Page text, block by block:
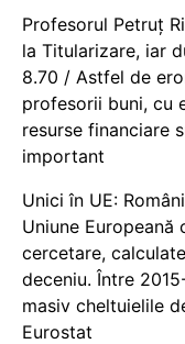
Profesorul Petruț
la Titularizare, iar
8.70 / Astfel de
profesorii buni, cu
resurse financiare
important
Unici în UE:
Uniune Europeană
cercetare,
deceniu. Între
masiv cheltuielile
Eurostat